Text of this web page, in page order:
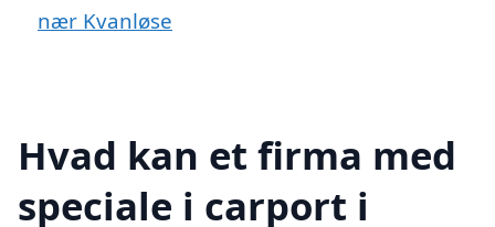
nær Kvanløse
Hvad kan et firma med
speciale i carport i